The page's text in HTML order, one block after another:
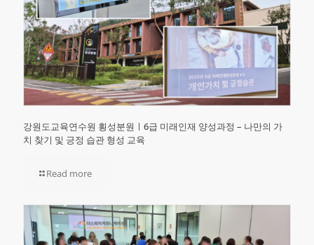
강원도교육연수원 횡성분원ㅣ6급 미래인재 양성과정 – 나만의 가
치 찾기 및 긍정 습관 형성 교육
Read more